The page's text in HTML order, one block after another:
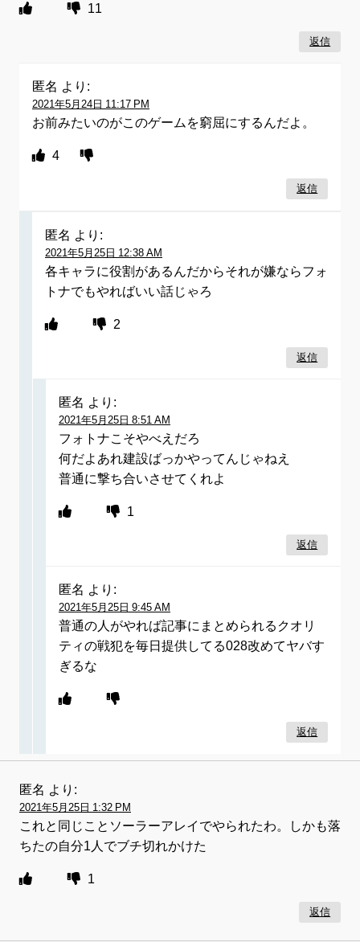
11
返信
匿名 より:
2021年5月24日 11:17 PM
お前みたいのがこのゲームを窮屈にするんだよ。
4
返信
匿名 より:
2021年5月25日 12:38 AM
各キャラに役割があるんだからそれが嫌ならフォ
トナでもやればいい話じゃろ
2
返信
匿名 より:
2021年5月25日 8:51 AM
フォトナこそやべえだろ
何だよあれ建設ばっかやってんじゃねえ
普通に撃ち合いさせてくれよ
1
返信
匿名 より:
2021年5月25日 9:45 AM
普通の人がやれば記事にまとめられるクオリ
ティの戦犯を毎日提供してる028改めてヤバす
ぎるな
返信
匿名 より:
2021年5月25日 1:32 PM
これと同じことソーラーアレイでやられたわ。しかも落
ちたの自分1人でブチ切れかけた
1
返信